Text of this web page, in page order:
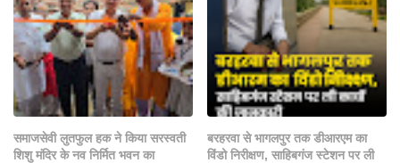
समाजसेवी लुतफुल हक ने किया सरस्वती
शिशु मंदिर के नव निर्मित भवन का
बरहरवा से भागलपुर तक डीआरएम का
विंडो निरीक्षण, साहिबगंज स्टेशन पर ली